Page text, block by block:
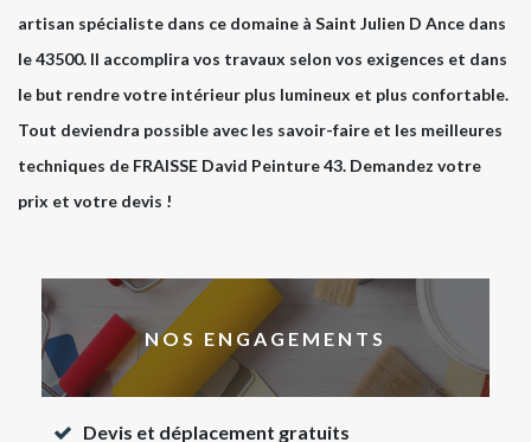
artisan spécialiste dans ce domaine à Saint Julien D Ance dans
le 43500. Il accomplira vos travaux selon vos exigences et dans
le but rendre votre intérieur plus lumineux et plus confortable.
Tout deviendra possible avec les savoir-faire et les meilleures
techniques de FRAISSE David Peinture 43. Demandez votre
prix et votre devis !
NOS ENGAGEMENTS
Devis et déplacement gratuits